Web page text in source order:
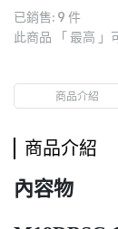
已銷售: 9 件
此商品 「 最高 」
商品介紹
商品介紹
內容物